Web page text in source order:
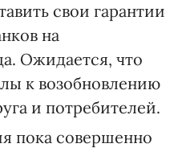
свои гарантии
на
Ожидается, что
к возобновлению
и потребителей.
пока совершенно